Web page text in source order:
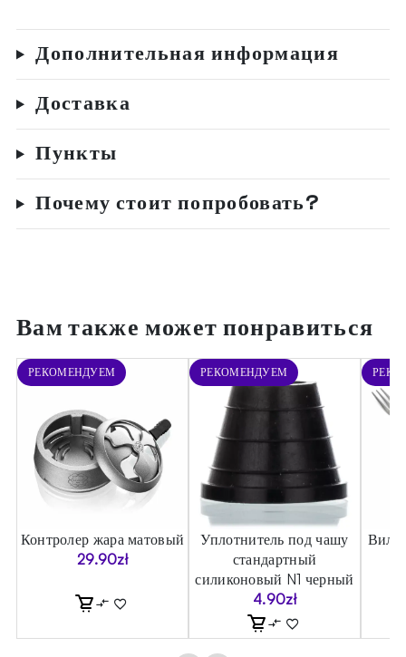
Дополнительная информация
Доставка
Пункты
Почему стоит попробовать?
Вам также может понравиться
РЕКОМЕНДУЕМ
Контролер жара матовый
29.90zł
РЕКОМЕНДУЕМ
Уплотнитель под чашу
стандартный
силиконовый N1 черный
4.90zł